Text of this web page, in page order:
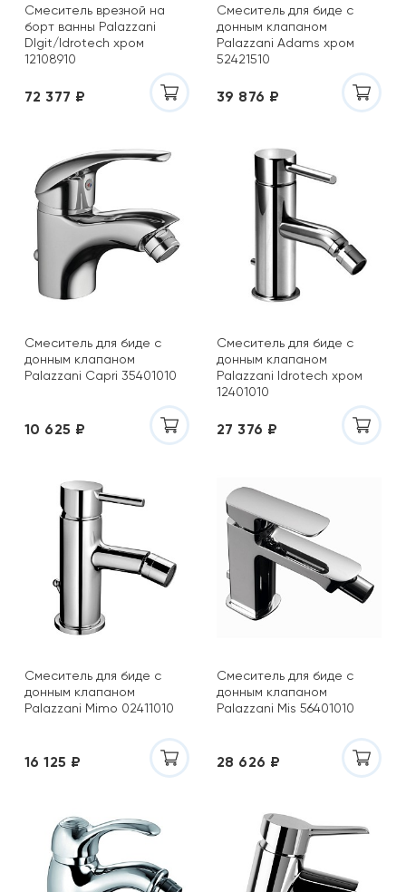
Смеситель врезной на
борт ванны Palazzani
DIgit/Idrotech хром
12108910
72 377 ₽
Смеситель для биде с
донным клапаном
Palazzani Adams хром
52421510
39 876 ₽
Смеситель для биде с
донным клапаном
Palazzani Capri 35401010
10 625 ₽
Смеситель для биде с
донным клапаном
Palazzani Idrotech хром
12401010
27 376 ₽
Смеситель для биде с
донным клапаном
Palazzani Mimo 02411010
16 125 ₽
Смеситель для биде с
донным клапаном
Palazzani Mis 56401010
28 626 ₽